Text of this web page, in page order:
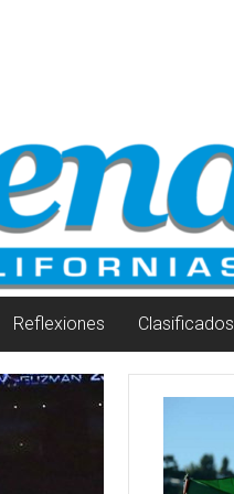
Reflexiones Clasificados